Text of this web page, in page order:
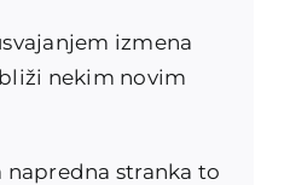
izmena
nekim novim
napredna stranka to